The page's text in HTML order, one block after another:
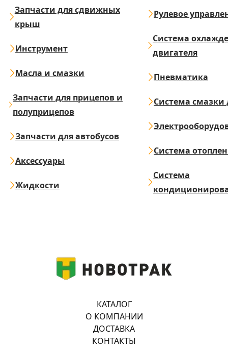
Запчасти для сдвижных
крыш
Инструмент
Масла и смазки
Запчасти для прицепов и
полуприцепов
Запчасти для автобусов
Аксессуары
Жидкости
Рулевое
Система
двигателя
Пневматика
Система смазки
Система
Система
КАТАЛОГ
О КОМПАНИИ
ДОСТАВКА
КОНТАКТЫ